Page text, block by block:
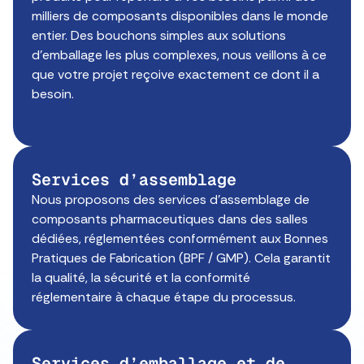
milliers de composants disponibles dans le monde
entier. Des bouchons simples aux solutions
d’emballage les plus complexes, nous veillons à ce
que votre projet reçoive exactement ce dont il a
besoin.
Services d’assemblage
Nous proposons des services d’assemblage de
composants pharmaceutiques dans des salles
dédiées, réglementées conformément aux Bonnes
Pratiques de Fabrication (BPF / GMP). Cela garantit
la qualité, la sécurité et la conformité
réglementaire à chaque étape du processus.